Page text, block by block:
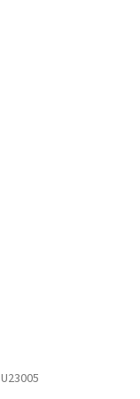
U23005